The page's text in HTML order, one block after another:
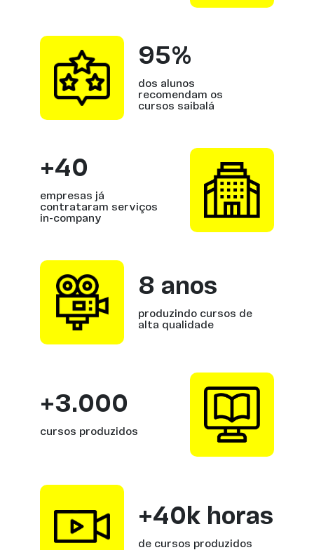
95%
dos alunos
recomendam os
cursos saibalá
+40
empresas já
contrataram serviços
in-company
8 anos
produzindo cursos de
alta qualidade
+3.000
cursos produzidos
+40k horas
de cursos produzidos